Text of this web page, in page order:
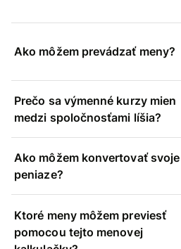
Ako môžem prevádzať meny?
Prečo sa výmenné kurzy mien
medzi spoločnosťami líšia?
Ako môžem konvertovať svoje
peniaze?
Ktoré meny môžem previesť
pomocou tejto menovej